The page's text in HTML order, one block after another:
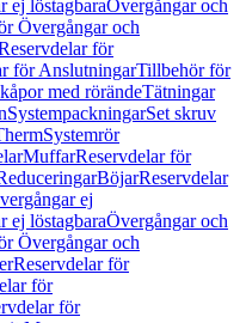
ej löstagbaraÖvergångar och
Övergångar och
för
för AnslutningarTillbehör för
med rörändeTätningar
SystempackningarSet skruv
Systemrör
MuffarReservdelar för
BöjarReservdelar
ej
ej löstagbaraÖvergångar och
Övergångar och
Reservdelar för
för
för